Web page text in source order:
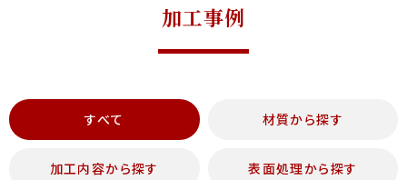
加工事例
すべて 材質から探す
加工内容から探す 表面処理から探す